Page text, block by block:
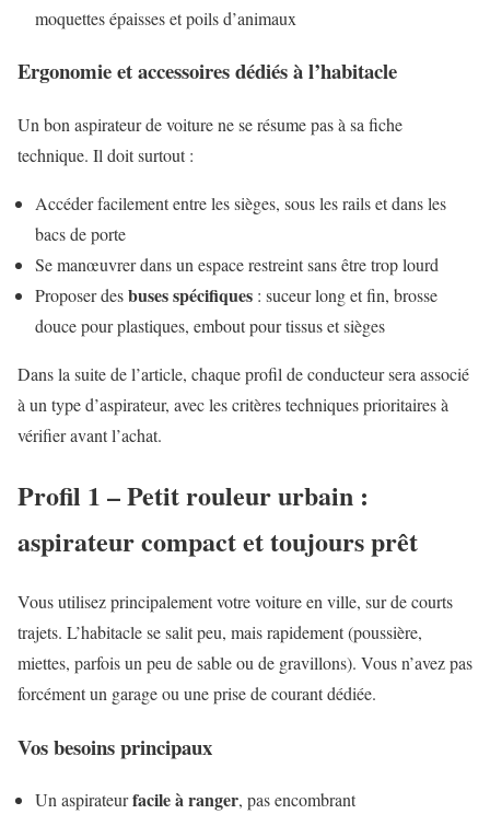
moquettes épaisses et poils d’animaux
Ergonomie et accessoires dédiés à l’habitacle
Un bon aspirateur de voiture ne se résume pas à sa fiche
technique. Il doit surtout :
Accéder facilement entre les sièges, sous les rails et dans les
bacs de porte
Se manœuvrer dans un espace restreint sans être trop lourd
Proposer desbuses spécifiques : suceur long et fin, brosse
douce pour plastiques, embout pour tissus et sièges
Dans la suite de l’article, chaque profil de conducteur sera associé
à un type d’aspirateur, avec les critères techniques prioritaires à
vérifier avant l’achat.
Profil 1 – Petit rouleur urbain :
aspirateur compact et toujours prêt
Vous utilisez principalement votre voiture en ville, sur de courts
trajets. L’habitacle se salit peu, mais rapidement (poussière,
miettes, parfois un peu de sable ou de gravillons). Vous n’avez pas
forcément un garage ou une prise de courant dédiée.
Vos besoins principaux
Un aspirateurfacile à ranger, pas encombrant